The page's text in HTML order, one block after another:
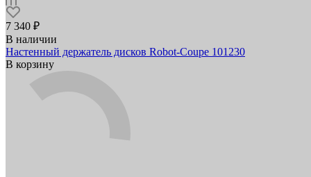
7 340 ₽
В наличии
Настенный держатель дисков Robot-Coupe 101230
В корзину